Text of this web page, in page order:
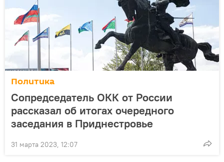
Политика
Cопредседатель ОКК от России
рассказал об итогах очередного
заседания в Приднестровье
31 марта 2023, 12:07